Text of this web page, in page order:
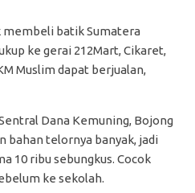
membeli batik Sumatera
ke gerai 212Mart, Cikaret,
Muslim dapat berjualan,
Dana Kemuning, Bojong
bahan telornya banyak, jadi
10 ribu sebungkus. Cocok
ke sekolah.